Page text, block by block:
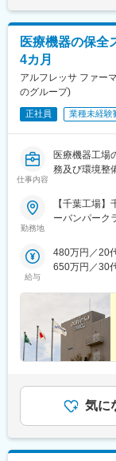
医療機器の保全
4カ月
アルフレッサ ファー
のグループ)
正社員 業種未経験
仕事内容
医療機器工場
務及び環境整
勤務地
【千葉工場
ーバンパーク
給与
480万円／20
650万円／30
気に